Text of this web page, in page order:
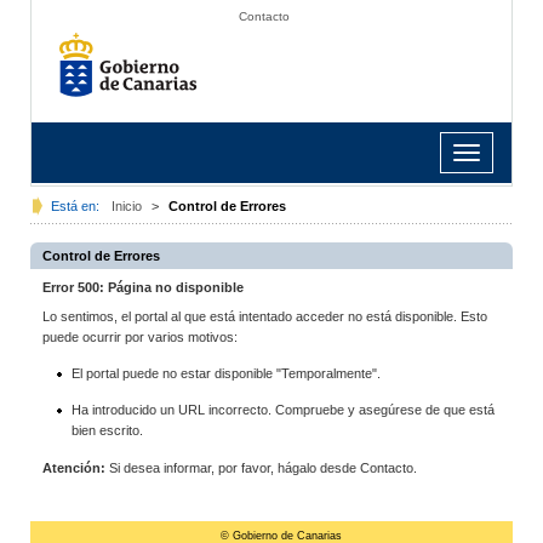
Contacto
Toggle
navigation
Está en: Inicio > Control de Errores
Control de Errores
Error 500: Página no disponible
Lo sentimos, el portal al que está intentado acceder no está disponible. Esto
puede ocurrir por varios motivos:
El portal puede no estar disponible "Temporalmente".
Ha introducido un URL incorrecto. Compruebe y asegúrese de que está
bien escrito.
Atención: Si desea informar, por favor, hágalo desde Contacto.
© Gobierno de Canarias